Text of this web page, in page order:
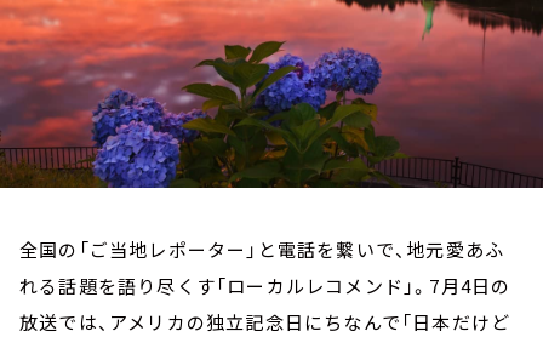
全国の「ご当地レポーター」と電話を繋いで、地元愛あふ
れる話題を語り尽くす「ローカルレコメンド」。7月4日の
放送では、アメリカの独立記念日にちなんで「日本だけど